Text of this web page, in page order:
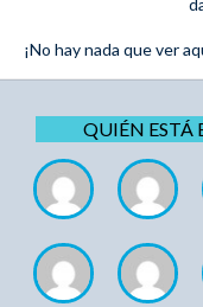
¡No hay nada que ver
QUIÉN ESTÁ